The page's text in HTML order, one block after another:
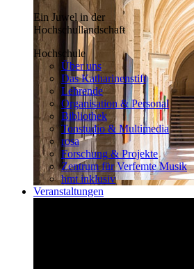
Ein Juwel in der
Hochschullandschaft
Hochschule
Über uns
Das Katharinenstift
Lehrende
Organisation & Personal
Bibliothek
Tonstudio & Multimedia
rosa
Forschung & Projekte
Zentrum für Verfemte Musik
hmt inklusiv
Veranstaltungen